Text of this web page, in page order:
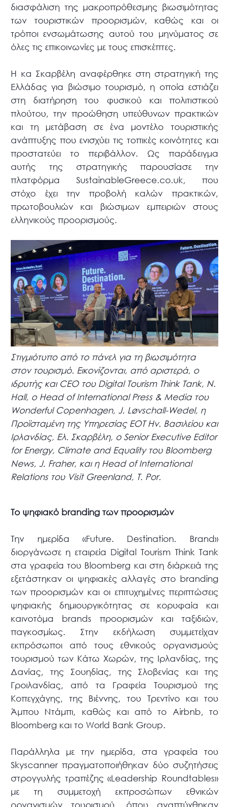
διασφάλιση της μακροπρόθεσμης βιωσιμότητας
των τουριστικών προορισμών, καθώς και οι
τρόποι ενσωμάτωσης αυτού του μηνύματος σε
όλες τις επικοινωνίες με τους επισκέπτες.
Η κα Σκαρβέλη αναφέρθηκε στη στρατηγική της
Ελλάδας για βιώσιμο τουρισμό, η οποία εστιάζει
στη διατήρηση του φυσικού και πολιτιστικού
πλούτου, την προώθηση υπεύθυνων πρακτικών
και τη μετάβαση σε ένα μοντέλο τουριστικής
ανάπτυξης που ενισχύει τις τοπικές κοινότητες και
προστατεύει το περιβάλλον. Ως παράδειγμα
αυτής της στρατηγικής παρουσίασε την
πλατφόρμα SustainableGreece.co.uk, που
στόχο έχει την προβολή καλών πρακτικών,
πρωτοβουλιών και βιώσιμων εμπειριών στους
ελληνικούς προορισμούς.
Στιγμιότυπο από το πάνελ για τη βιωσιμότητα
στον τουρισμό. Εικονίζονται, από αριστερά, ο
ιδρυτής και CEO του Digital Tourism Think Tank, N.
Hall, ο Head of International Press & Media του
Wonderful Copenhagen, J. Løvschall-Wedel, η
Προϊσταμένη της Υπηρεσίας ΕΟΤ Ην. Βασιλείου και
Ιρλανδίας, Ελ. Σκαρβέλη, ο Senior Executive Editor
for Energy, Climate and Equality του Bloomberg
News, J. Fraher, και η Head of International
Relations του Visit Greenland, T. Por.
Το ψηφιακό branding των προορισμών
Την ημερίδα «Future. Destination. Brand»
διοργάνωσε η εταιρεία Digital Tourism Think Tank
στα γραφεία του Bloomberg και στη διάρκειά της
εξετάστηκαν οι ψηφιακές αλλαγές στο branding
των προορισμών και οι επιτυχημένες περιπτώσεις
ψηφιακής δημιουργικότητας σε κορυφαία και
καινοτόμα brands προορισμών και ταξιδιών,
παγκοσμίως. Στην εκδήλωση συμμετείχαν
εκπρόσωποι από τους εθνικούς οργανισμούς
τουρισμού των Κάτω Χωρών, της Ιρλανδίας, της
Δανίας, της Σουηδίας, της Σλοβενίας και της
Γροιλανδίας, από τα Γραφεία Τουρισμού της
Κοπεγχάγης, της Βιέννης, του Τρεντίνο και του
Άμπου Ντάμπι, καθώς και από το Airbnb, το
Bloomberg και το World Bank Group.
Παράλληλα με την ημερίδα, στα γραφεία του
Skyscanner πραγματοποιήθηκαν δύο συζητήσεις
στρογγυλής τραπέζης «Leadership Roundtables»
με τη συμμετοχή εκπροσώπων εθνικών
οργανισμών τουρισμού, όπου αναπτύχθηκαν